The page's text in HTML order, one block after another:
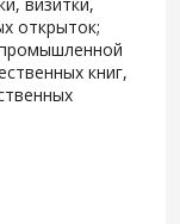
открыток;
книг,